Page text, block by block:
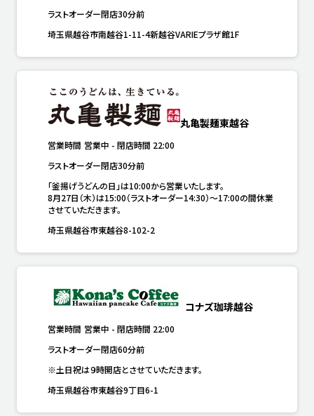
ラストオーダー閉店30分前
埼玉県越谷市南越谷1-11-4新越谷VARIEプラザ館1F
丸亀製麺東越谷
営業時間 営業中 - 閉店時間 22:00
ラストオーダー閉店30分前
「釜揚げうどんの日」は10:00から営業いたします。
8月27日（木）は15:00（ラストオーダー14:30）～17:00の間休業
させていただきます。
埼玉県越谷市東越谷8-102-2
コナズ珈琲越谷
営業時間 営業中 - 閉店時間 22:00
ラストオーダー閉店60分前
※土日祝は９時開店とさせていただきます。
埼玉県越谷市東越谷9丁目6-1